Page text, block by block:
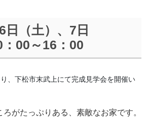
日（土）、7日
00～16：00
、下松市末武上にて完成見学会を開催い
ろがたっぷりある、素敵なお家です。